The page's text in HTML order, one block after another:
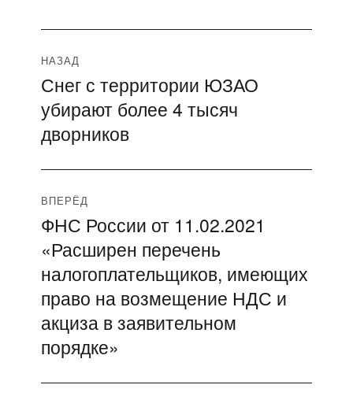
Навигация
по
записям
НАЗАД
Предыдущая
запись:
Снег с территории ЮЗАО
убирают более 4 тысяч
дворников
ВПЕРЁД
Следующая
запись:
ФНС России от 11.02.2021
«Расширен перечень
налогоплательщиков, имеющих
право на возмещение НДС и
акциза в заявительном
порядке»